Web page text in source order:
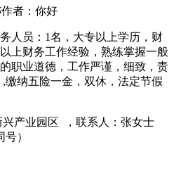
作者：你好
人员：1名，大专以上学历，财
上财务工作经验，熟练掌握一般
职业道德，工作严谨，细致，责
缴纳五险一金，双休，法定节假
兴产业园区 ，联系人：张女士
）